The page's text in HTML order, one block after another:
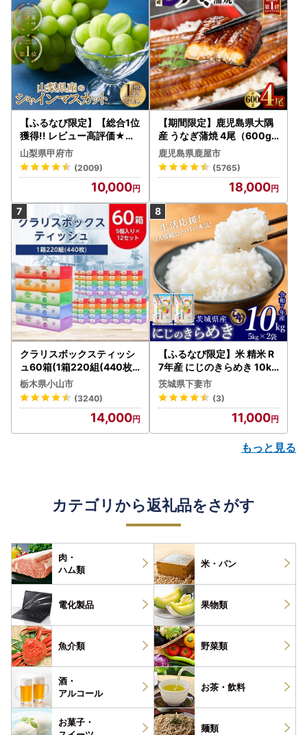
【ふるなび限定】【総合1位
獲得!! レビュー高評価★】
〈2026年度配送分〉山梨
県産 シャインマスカット 2
～3房（1.0kg以上）シャイ
ン フルーツ FN-Limited-S
P
山梨県甲府市
(2009)
10,000
【期間限定】鹿児島県大隅
産 うなぎ蒲焼 4尾（600g
） KN007-004-04-cp18
うなぎ 鰻 魚 惣菜 総菜
鹿児島県鹿屋市
(5765)
18,000
クラリスボックスティッシ
ュ60箱(1箱220組(440枚))
(5個入り×12セット)【配送
不可地域：離島・沖縄県】
【1256759】
栃木県小山市
(3240)
14,000
【ふるなび限定】米 精米 R
7年産 にじのきらめき 10kg
10月 FN-Limited-PR
茨城県下妻市
(3)
11,000
もっと見る
カテゴリから返礼品をさがす
肉・
ハム類
米・パン
電化製品 果物類
魚介類 野菜類
酒・
アルコール
お茶・ 飲料
お菓子・
麺類